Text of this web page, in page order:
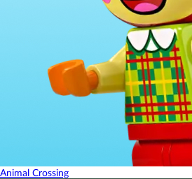
Animal Crossing